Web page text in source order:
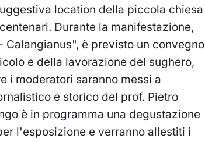
location della piccola chiesa
Durante la manifestazione,
è previsto un convegno
e della lavorazione del sughero,
i moderatori saranno messi a
e storico del prof. Pietro
è in programma una degustazione
l'esposizione e verranno allestiti i